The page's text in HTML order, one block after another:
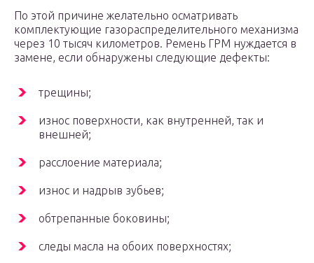
По этой причине желательно осматривать
комплектующие газораспределительного механизма
через 10 тысяч километров. Ремень ГРМ нуждается в
замене, если обнаружены следующие дефекты:
трещины;
износ поверхности, как внутренней, так и
внешней;
расслоение материала;
износ и надрыв зубьев;
обтрепанные боковины;
следы масла на обоих поверхностях;